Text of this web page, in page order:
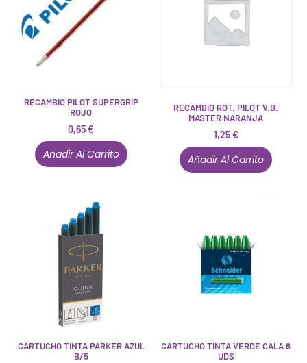
RECAMBIO PILOT SUPERGRIP
ROJO
0,65€
Añadir Al Carrito
RECAMBIO ROT. PILOT V.B.
MASTER NARANJA
1,25€
Añadir Al Carrito
CARTUCHO TINTA PARKER AZUL
B/5
CARTUCHO TINTA VERDE CALA 6
UDS